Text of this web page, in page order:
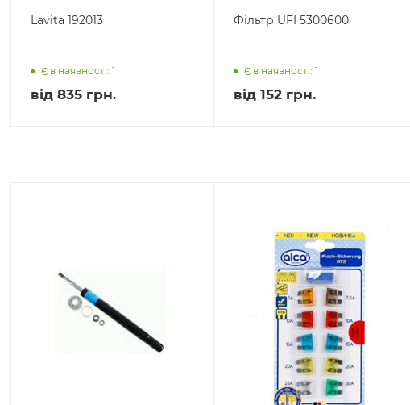
Lavita 192013
Є в наявності: 1
від 835 грн.
Фільтр UFI 5300600
Є в наявності: 1
від 152 грн.